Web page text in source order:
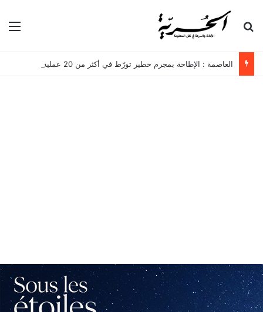
بحث عن
العاصمة : الإطاحة بمجرم خطير تورّط في أكثر من 20 عملية سرقة